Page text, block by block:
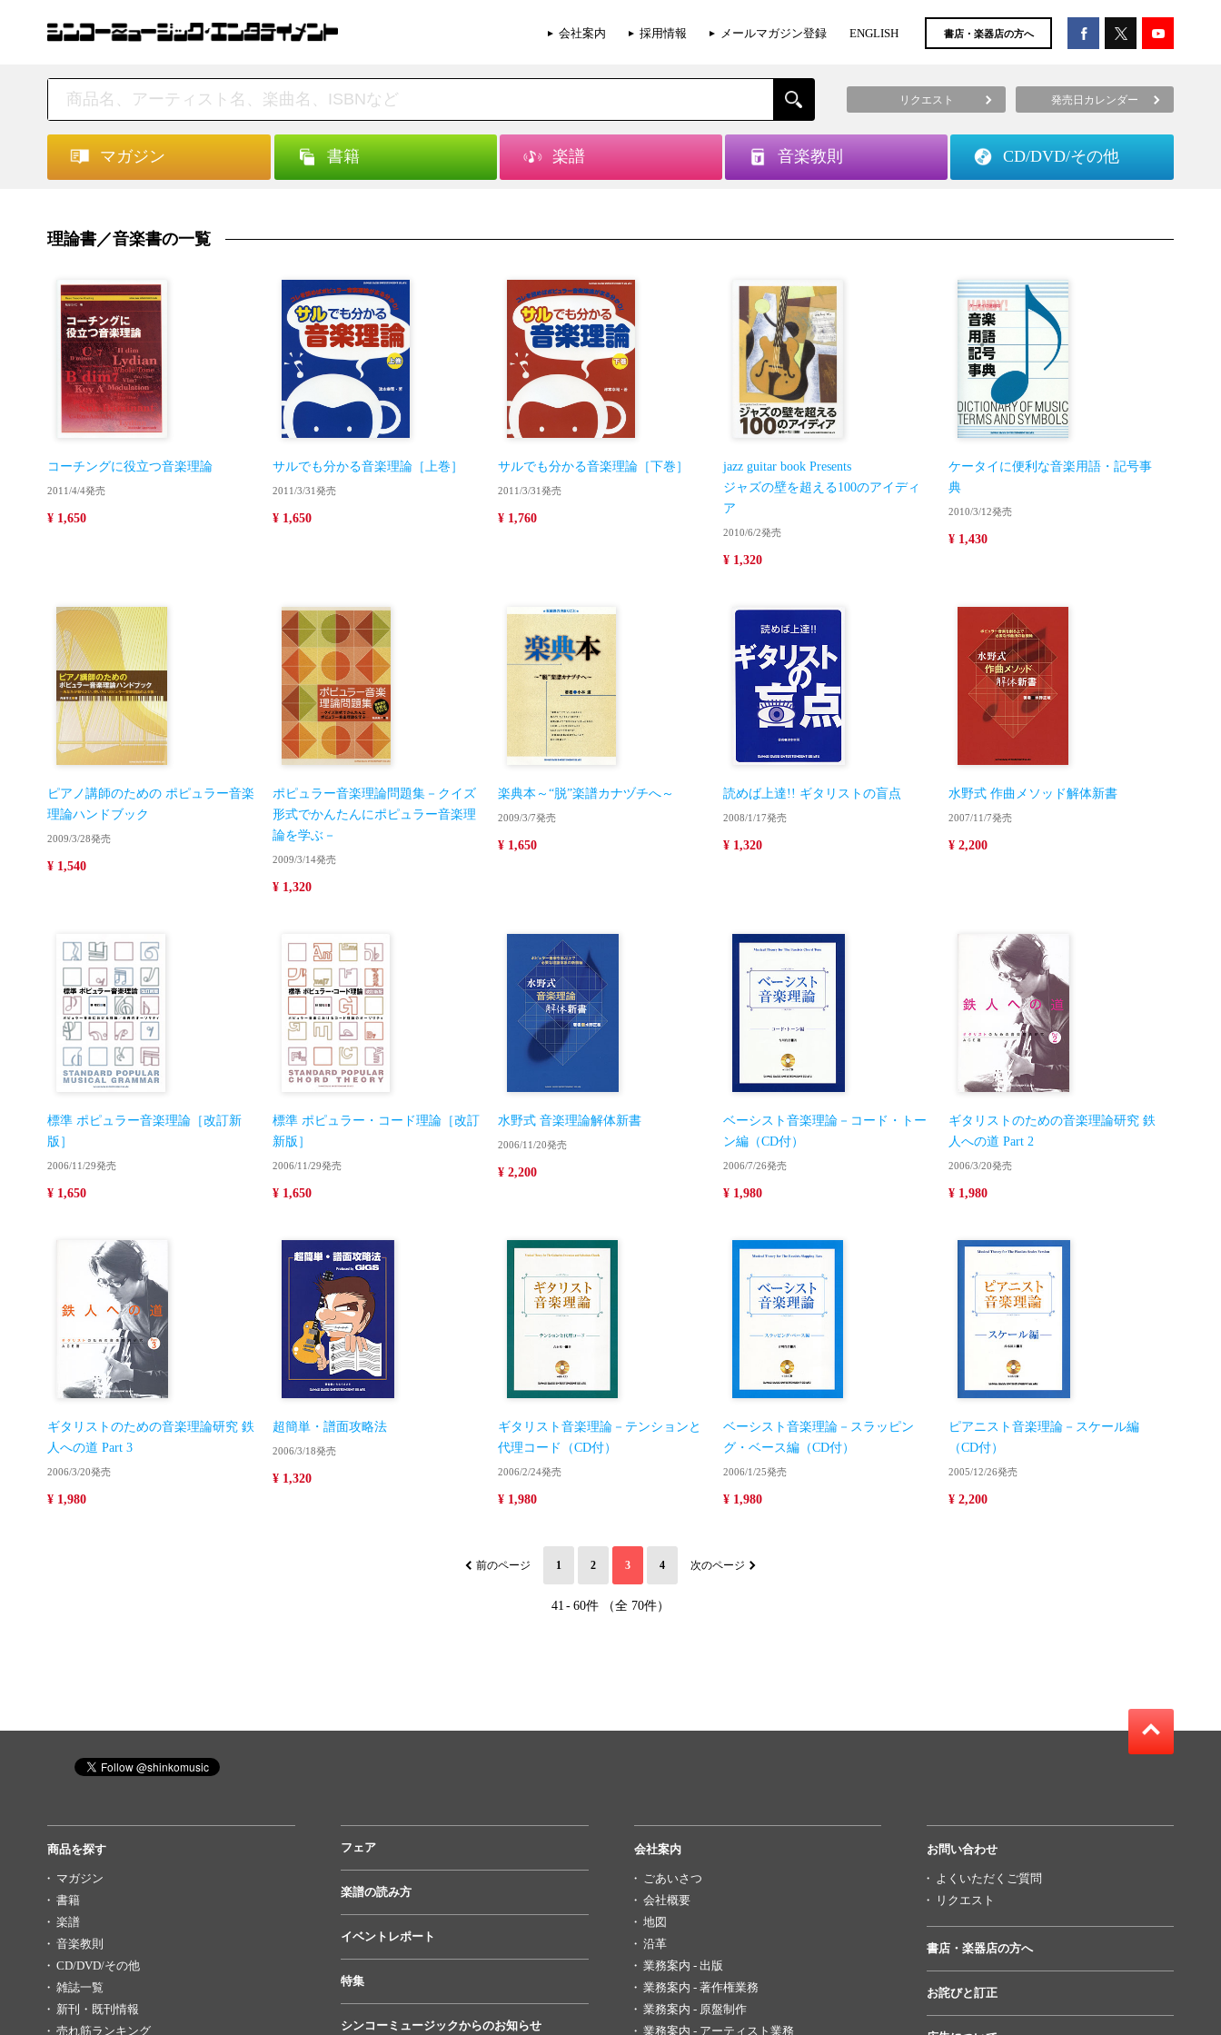
会社案内 採用情報 メールマガジン登録 ENGLISH 書店・楽器店の方へ
リクエスト 発売日カレンダー
マガジン 書籍 楽譜 音楽教則 CD/DVD/その他
理論書／音楽書の一覧
コーチングに役立つ音楽理論
2011/4/4発売
¥ 1,650
サルでも分かる音楽理論［上巻］
2011/3/31発売
¥ 1,650
サルでも分かる音楽理論［下巻］
2011/3/31発売
¥ 1,760
jazz guitar book Presents
ジャズの壁を超える100のアイディ
ア
2010/6/2発売
¥ 1,320
ケータイに便利な音楽用語・記号事
典
2010/3/12発売
¥ 1,430
ピアノ講師のための ポピュラー音楽
理論ハンドブック
2009/3/28発売
¥ 1,540
ポピュラー音楽理論問題集－クイズ
形式でかんたんにポピュラー音楽理
論を学ぶ－
2009/3/14発売
¥ 1,320
楽典本～“脱”楽譜カナヅチへ～
2009/3/7発売
¥ 1,650
読めば上達!! ギタリストの盲点
2008/1/17発売
¥ 1,320
水野式 作曲メソッド解体新書
2007/11/7発売
¥ 2,200
標準 ポピュラー音楽理論［改訂新
版］
2006/11/29発売
¥ 1,650
標準 ポピュラー・コード理論［改訂
新版］
2006/11/29発売
¥ 1,650
水野式 音楽理論解体新書
2006/11/20発売
¥ 2,200
ベーシスト音楽理論－コード・トー
ン編（CD付）
2006/7/26発売
¥ 1,980
ギタリストのための音楽理論研究 鉄
人への道 Part 2
2006/3/20発売
¥ 1,980
ギタリストのための音楽理論研究 鉄
人への道 Part 3
2006/3/20発売
¥ 1,980
超簡単・譜面攻略法
2006/3/18発売
¥ 1,320
ギタリスト音楽理論－テンションと
代理コード（CD付）
2006/2/24発売
¥ 1,980
ベーシスト音楽理論－スラッピン
グ・ベース編（CD付）
2006/1/25発売
¥ 1,980
ピアニスト音楽理論－スケール編
（CD付）
2005/12/26発売
¥ 2,200
前のページ 1 2 3 4 次のページ
41 - 60件 （全 70件）
商品を探す
マガジン
書籍
楽譜
音楽教則
CD/DVD/その他
雑誌一覧
新刊・既刊情報
売れ筋ランキング
フェア
楽譜の読み方
イベントレポート
特集
シンコーミュージックからのお知らせ
会社案内
ごあいさつ
会社概要
地図
沿革
業務案内 - 出版
業務案内 - 著作権業務
業務案内 - 原盤制作
業務案内 - アーティスト業務
お問い合わせ
よくいただくご質問
リクエスト
書店・楽器店の方へ
お詫びと訂正